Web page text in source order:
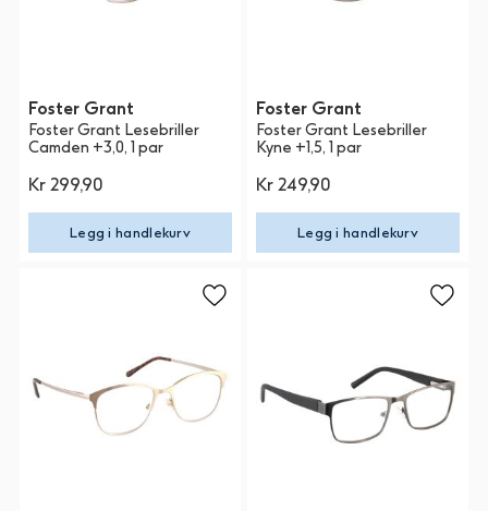
Foster Grant
Foster Grant Lesebriller
Camden +3,0, 1 par
Kr 299,90
Legg i handlekurv
Foster Grant
Foster Grant Lesebriller
Kyne +1,5, 1 par
Kr 249,90
Legg i handlekurv